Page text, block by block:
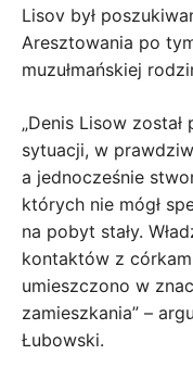
Lisov był
Aresztowania po
muzułmańskiej
„Denis Lisow
sytuacji, w
a jednocześnie
których nie mógł
na pobyt stały.
kontaktów z
umieszczono w
zamieszkania” –
Łubowski.